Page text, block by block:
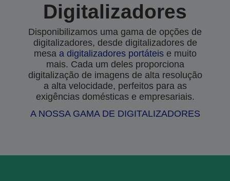
Digitalizadores
Disponibilizamos uma gama de opções de
digitalizadores, desde digitalizadores de
mesaa digitalizadores portáteise muito
mais. Cada um deles proporciona
digitalização de imagens de alta resolução
a alta velocidade, perfeitos para as
exigências domésticas e empresariais.
A NOSSA GAMA DE DIGITALIZADORES